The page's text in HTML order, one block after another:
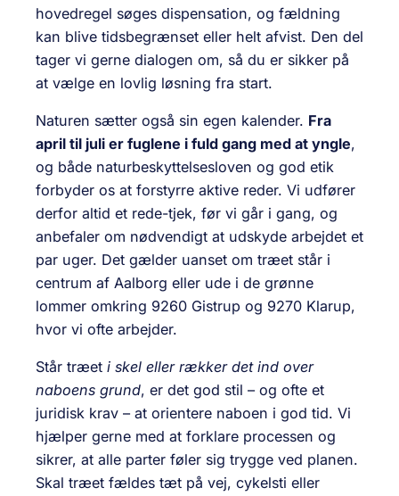
hovedregel søges dispensation, og fældning
kan blive tidsbegrænset eller helt afvist. Den del
tager vi gerne dialogen om, så du er sikker på
at vælge en lovlig løsning fra start.
Naturen sætter også sin egen kalender. Fra
april til juli er fuglene i fuld gang med at yngle,
og både naturbeskyttelsesloven og god etik
forbyder os at forstyrre aktive reder. Vi udfører
derfor altid et rede-tjek, før vi går i gang, og
anbefaler om nødvendigt at udskyde arbejdet et
par uger. Det gælder uanset om træet står i
centrum af Aalborg eller ude i de grønne
lommer omkring 9260 Gistrup og 9270 Klarup,
hvor vi ofte arbejder.
Står træet i skel eller rækker det ind over
naboens grund, er det god stil – og ofte et
juridisk krav – at orientere naboen i god tid. Vi
hjælper gerne med at forklare processen og
sikrer, at alle parter føler sig trygge ved planen.
Skal træet fældes tæt på vej, cykelsti eller